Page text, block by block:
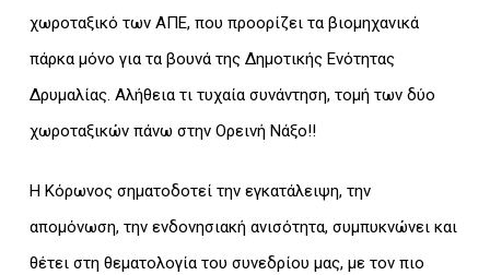
χωροταξικό των ΑΠΕ, που προορίζει τα βιομηχανικά
πάρκα μόνο για τα βουνά της Δημοτικής Ενότητας
Δρυμαλίας. Αλήθεια τι τυχαία συνάντηση, τομή των δύο
χωροταξικών πάνω στην Ορεινή Νάξο!!
Η Κόρωνος σηματοδοτεί την εγκατάλειψη, την
απομόνωση, την ενδονησιακή ανισότητα, συμπυκνώνει και
θέτει στη θεματολογία του συνεδρίου μας, με τον πιο